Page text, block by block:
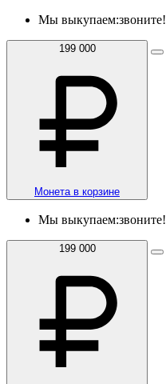
Мы выкупаем:звоните!
199 000
Монета в корзине
Мы выкупаем:звоните!
199 000